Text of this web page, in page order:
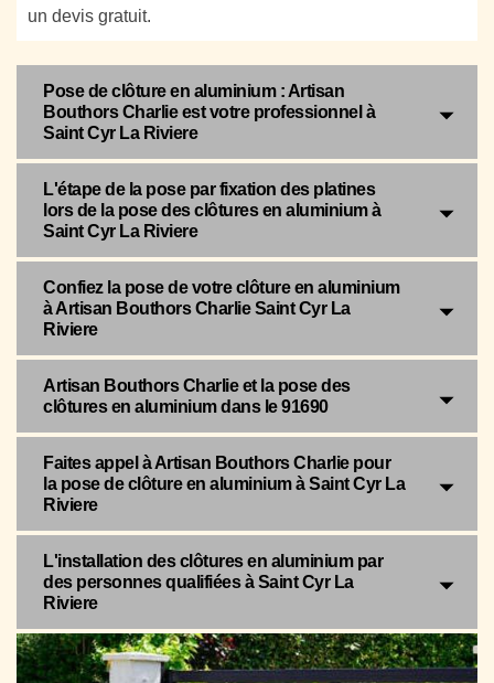
un devis gratuit.
Pose de clôture en aluminium : Artisan
Bouthors Charlie est votre professionnel à
Saint Cyr La Riviere
L'étape de la pose par fixation des platines
lors de la pose des clôtures en aluminium à
Saint Cyr La Riviere
Confiez la pose de votre clôture en aluminium
à Artisan Bouthors Charlie Saint Cyr La
Riviere
Artisan Bouthors Charlie et la pose des
clôtures en aluminium dans le 91690
Faites appel à Artisan Bouthors Charlie pour
la pose de clôture en aluminium à Saint Cyr La
Riviere
L'installation des clôtures en aluminium par
des personnes qualifiées à Saint Cyr La
Riviere